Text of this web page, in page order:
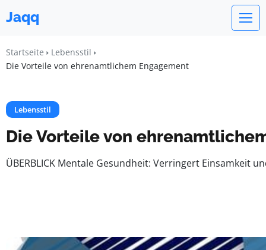
Jaqq
Startseite
Lebensstil
Die Vorteile von ehrenamtlichem Engagement
Lebensstil
Die Vorteile von
ÜBERBLICK Mentale Gesundheit: Verringert Einsamkeit